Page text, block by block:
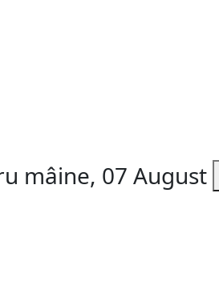
mâine, 07 August